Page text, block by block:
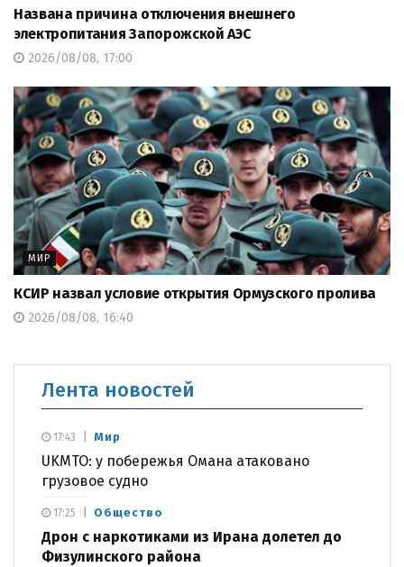
Названа причина отключения внешнего
электропитания Запорожской АЭС
2026/08/08, 17:00
МИР
КСИР назвал условие открытия Ормузского пролива
2026/08/08, 16:40
Лента новостей
Мир
UKMTO: у побережья Омана атаковано
грузовое судно
17:43
Общество
Дрон с наркотиками из Ирана долетел до
Физулинского района
17:25